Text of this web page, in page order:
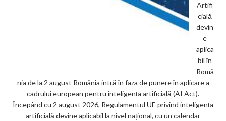
Artifi
cială
devin
e
aplica
bil în
Româ
nia de la 2 august România intră în faza de punere în aplicare a
cadrului european pentru inteligența artificială (AI Act).
Începând cu 2 august 2026, Regulamentul UE privind inteligența
artificială devine aplicabil la nivel național, cu un calendar